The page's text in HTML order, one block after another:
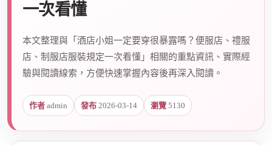
一次看懂
本文整理與「酒店小姐一定要穿很暴露嗎？便服店、禮服
店、制服店服裝規定一次看懂」相關的重點資訊、實際經
驗與閱讀線索，方便快速掌握內容後再深入閱讀。
作者 admin 發布 2026-03-14 瀏覽 5130